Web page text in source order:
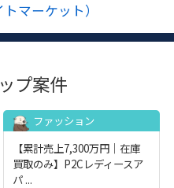
マーケット）
プ案件
ファッション
【累計売上7,300万円｜在庫
買取のみ】P2Cレディースア
パ ...